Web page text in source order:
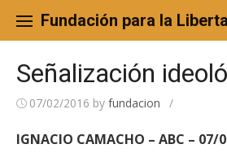
content
Fundación para la
Señalización
07/02/2016 by fundacion /
IGNACIO CAMACHO – ABC – 07/